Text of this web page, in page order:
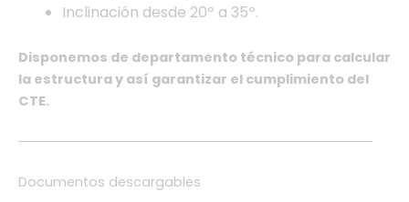
Inclinación desde 20º a 35º.
Disponemos de departamento técnico para calcular
la estructura y así garantizar el cumplimiento del
CTE.
Documentos descargables